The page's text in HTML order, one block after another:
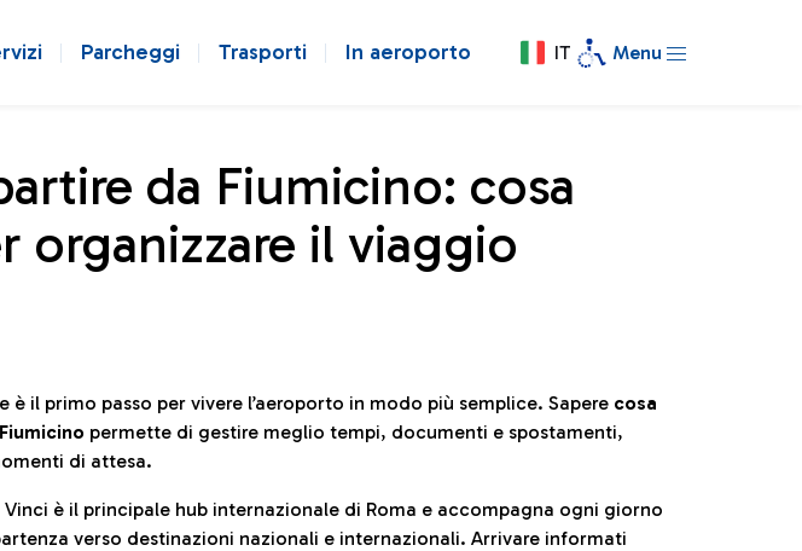
Parcheggi Trasporti In aeroporto IT Menu
da Fiumicino: cosa
organizzare il viaggio
è il primo passo per vivere l’aeroporto in modo più semplice. Sapere cosa
permette di gestire meglio tempi, documenti e spostamenti,
di attesa.
Vinci è il principale hub internazionale di Roma e accompagna ogni giorno
verso destinazioni nazionali e internazionali. Arrivare informati